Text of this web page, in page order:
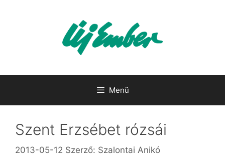
Menü
Szent Erzsébet rózsái
2013-05-12 Szerző: Szalontai Anikó